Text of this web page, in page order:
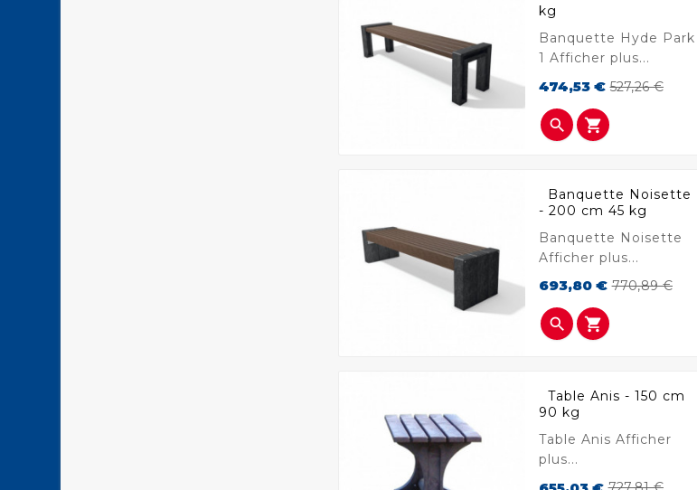
kg
Banquette Hyde Park
1 Afficher plus...
474,53 € 527,26 €
 
Banquette Noisette
- 200 cm 45 kg
Banquette Noisette
Afficher plus...
693,80 € 770,89 €
 
Table Anis - 150 cm
90 kg
Table Anis Afficher
plus...